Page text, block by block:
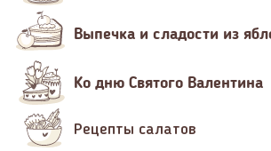
Выпечка и сладости из
Ко дню Святого Валентина
Рецепты салатов